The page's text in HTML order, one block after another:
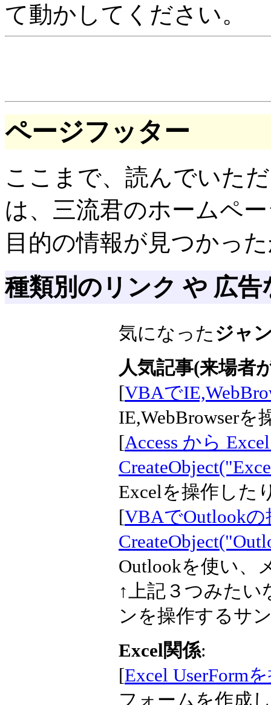
て動かしてください。
ページフッター
ここまで、読んでいた
は、三流君のホームペ
目的の情報が見つかっ
種類別のリンク や 広告
気になった ジャ
人気記事(来場者
[VBAで
IE,WebBrowser
[Access から
Excelを操作した
[VBAでOutlookの
Outlookを使い、
↑上記３つみたい
ンを操作するサ
Excel関係:
[Excel UserForm
フォームを作成